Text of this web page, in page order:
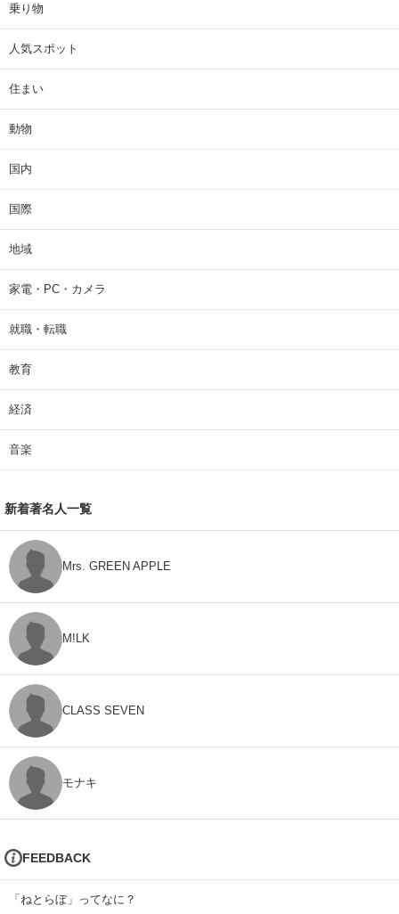
乗り物
人気スポット
住まい
動物
国内
国際
地域
家電・PC・カメラ
就職・転職
教育
経済
音楽
新着著名人一覧
Mrs. GREEN APPLE
M!LK
CLASS SEVEN
モナキ
FEEDBACK
「ねとらぼ」ってなに？